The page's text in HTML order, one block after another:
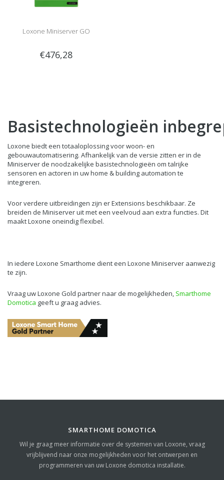
Loxone Miniserver GO
€476,28
Basistechnologieën
Loxone biedt een totaaloplossing voor woon- en
gebouwautomatisering. Afhankelijk van de versie zitten er in de
Miniserver de noodzakelijke basistechnologieën om talrijke
sensoren en actoren in uw home & building automation te
integreren.
Voor verdere uitbreidingen zijn er Extensions beschikbaar. Ze
breiden de Miniserver uit met een veelvoud aan extra functies. Dit
maakt Loxone oneindig flexibel.
In iedere Loxone Smarthome dient een Loxone Miniserver aanwezig
te zijn.
Vraag uw Loxone Gold partner naar de mogelijkheden, Smarthome
Domotica geeft u graag advies.
SMARTHOME DOMOTICA
Wil je graag meer informatie over de systemen van Loxone, vraag
vrijblijvend naar onze mogelijkheden voor het ontwerpen en
programmeren van uw Loxone domotica installatie.